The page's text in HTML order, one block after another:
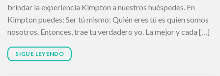
brindar la experiencia Kimpton a nuestros huéspedes. En
Kimpton puedes: Ser tú mismo: Quién eres tú es quien somos
nosotros. Entonces, trae tu verdadero yo. La mejor y cada […]
SIGUE LEYENDO